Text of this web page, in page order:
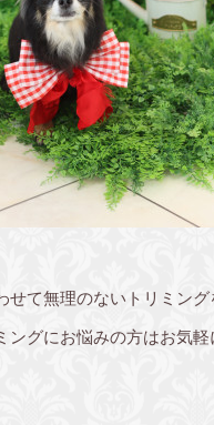
せて無理のないトリミング
ングにお悩みの方はお気軽